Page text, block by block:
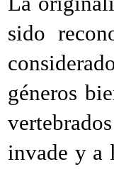
sido
géneros
invade y a